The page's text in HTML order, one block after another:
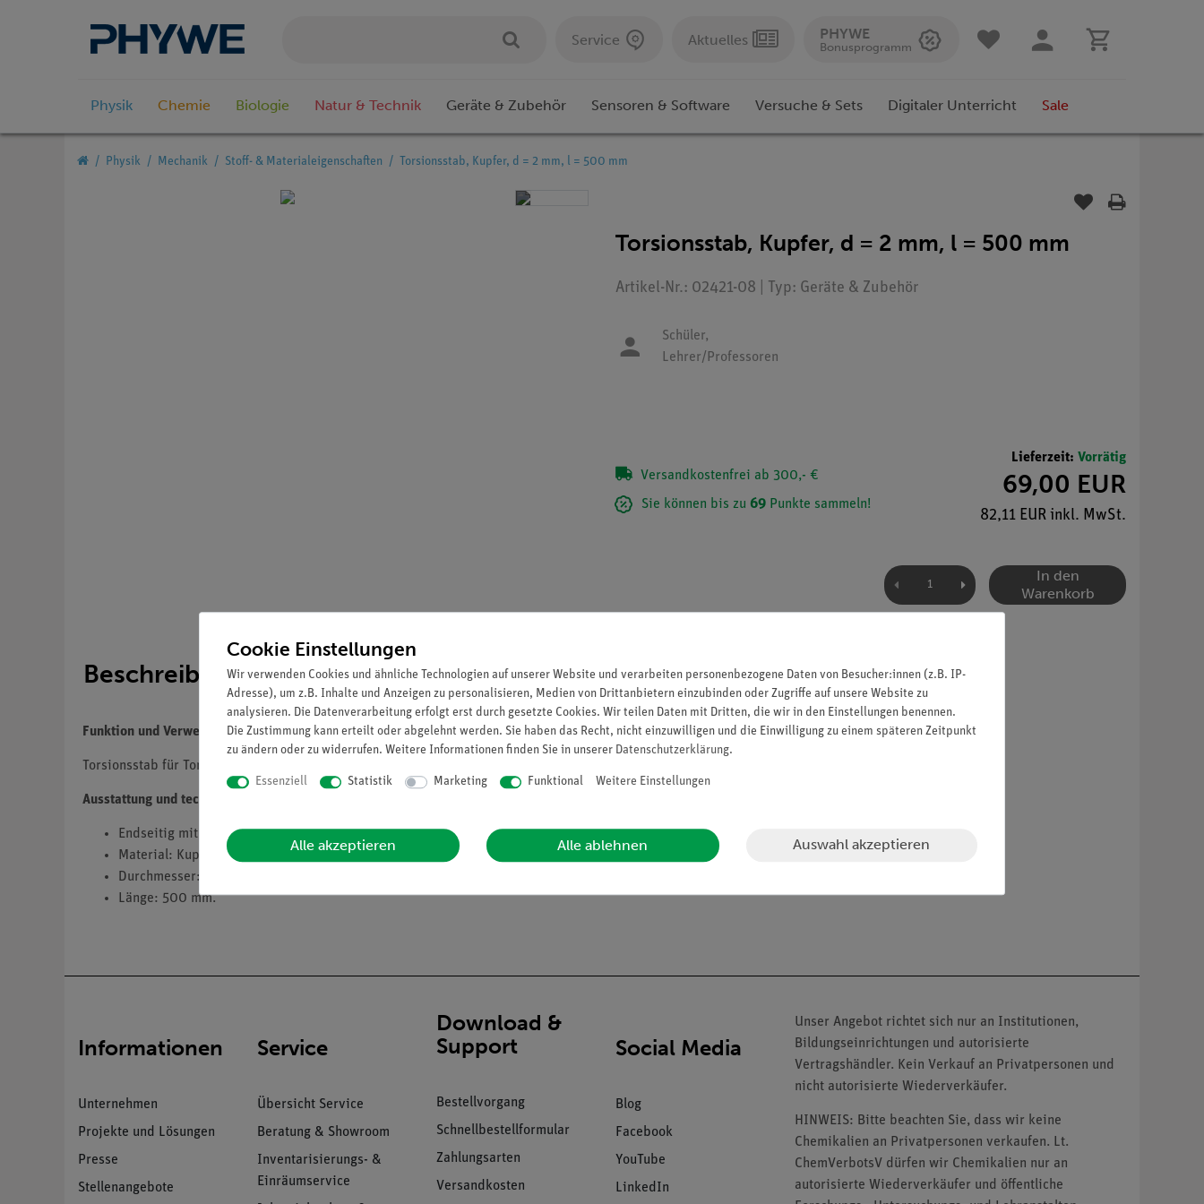
Service Aktuelles PHYWE
Bonusprogramm
Physik Chemie Biologie Natur & Technik Geräte & Zubehör Sensoren & Software Versuche & Sets Digitaler Unterricht Sale
Physik Mechanik Stoff- & Materialeigenschaften Torsionsstab, Kupfer, d = 2 mm, l = 500 mm
Torsionsstab, Kupfer, d = 2 mm, l = 500 mm
Artikel-Nr.: 02421-08 | Typ: Geräte & Zubehör
Schüler,
Lehrer/Professoren
Versandkostenfrei ab 300,- €
Sie können bis zu 69 Punkte sammeln!
Lieferzeit: Vorrätig
69,00 EUR
82,11 EUR inkl. MwSt.
In den
Warenkorb
Beschreibung
Funktion und Verwendung
Torsionsstab für Torsionsgerät (02421.00).
Ausstattung und technische Daten
Endseitig mit je einer Steckvorrichtung für Torsionsgerät und Metallzylinder zum Einspannen.
Material: Kupfer.
Durchmesser: 2 mm.
Länge: 500 mm.
Informationen
Unternehmen
Projekte und Lösungen
Presse
Stellenangebote
Service
Übersicht Service
Beratung & Showroom
Inventarisierungs- &
Einräumservice
Download &
Support
Bestellvorgang
Schnellbestellformular
Zahlungsarten
Versandkosten
Social Media
Blog
Facebook
YouTube
LinkedIn
Unser Angebot richtet sich nur an Institutionen,
Bildungseinrichtungen und autorisierte
Vertragshändler. Kein Verkauf an Privatpersonen und
nicht autorisierte Wiederverkäufer.
HINWEIS: Bitte beachten Sie, dass wir keine
Chemikalien an Privatpersonen verkaufen. Lt.
ChemVerbotsV dürfen wir Chemikalien nur an
autorisierte Wiederverkäufer und öffentliche
Cookie Einstellungen
Wir verwenden Cookies und ähnliche Technologien auf unserer Website und verarbeiten personenbezogene Daten von Besucher:innen (z.B. IP-
Adresse), um z.B. Inhalte und Anzeigen zu personalisieren, Medien von Drittanbietern einzubinden oder Zugriffe auf unsere Website zu
analysieren. Die Datenverarbeitung erfolgt erst durch gesetzte Cookies. Wir teilen Daten mit Dritten, die wir in den Einstellungen benennen.
Die Zustimmung kann erteilt oder abgelehnt werden. Sie haben das Recht, nicht einzuwilligen und die Einwilligung zu einem späteren Zeitpunkt
zu ändern oder zu widerrufen. Weitere Informationen finden Sie in unserer Daten­schutz­erklärung.
Essenziell Statistik Marketing Funktional Weitere Einstellungen
Alle akzeptieren Alle ablehnen Auswahl akzeptieren